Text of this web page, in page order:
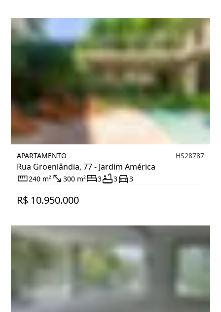
APARTAMENTO
Rua Groenlândia, 77 - Jardim América
HS28787
240 m² 300 m² 3 3 3
R$ 10.950.000